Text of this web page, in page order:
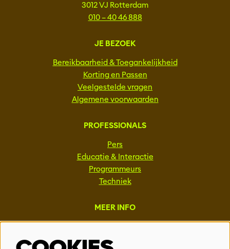
3012 VJ Rotterdam
010 – 40 46 888
JE BEZOEK
Bereikbaarheid & Toegankelijkheid
Korting en Passen
Veelgestelde vragen
Algemene voorwaarden
PROFESSIONALS
Pers
Educatie & Interactie
Programmeurs
Techniek
MEER INFO
Vacatures